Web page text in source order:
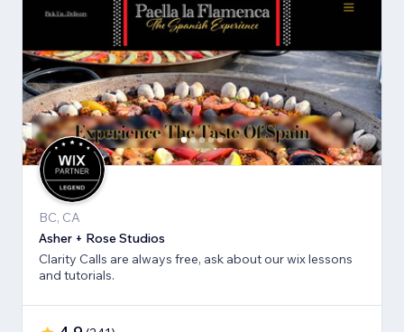
BC, CA
Asher + Rose Studios
Clarity Calls are always free, ask about our wix lessons
and tutorials.